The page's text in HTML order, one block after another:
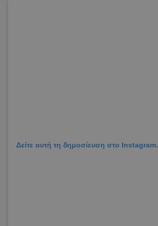
Δείτε αυτή τη δημοσίευση στο Instagram.